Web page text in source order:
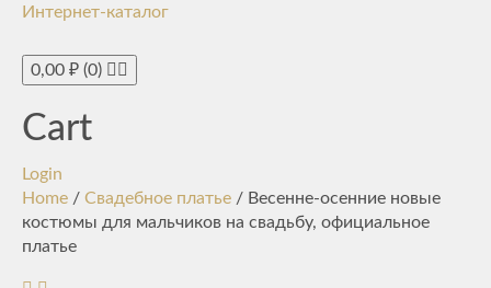
Интернет-каталог
0,00 ₽ (0)
Cart
Login
Home / Свадебное платье / Весенне-осенние новые
костюмы для мальчиков на свадьбу, официальное
платье